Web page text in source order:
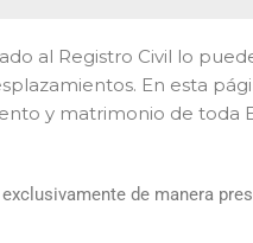
al Registro Civil lo
En esta
y matrimonio de toda
de manera